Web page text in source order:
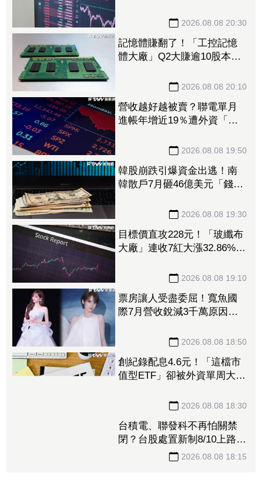
體」營收創高也遭倒2026.08.08 20:30
記憶體賺翻了！「工控記憶
體大廠」Q2大賺逾10股本、
續旺再迎年月雙增2026.08.08 20:10
營收越好越被賣？聯電單月
進帳年增近19％遭外資「砍
營收刷49個月新高也挨刀
2026.08.08 19:50
韓股崩跌引爆資金出逃！南
韓散戶7月砸46億美元「錢」
2026.08.08 19:30
目標價直攻228元！「玻纖布
大廠」連收7紅大漲32.86%
2026.08.08 19:10
票房讓人受盡委屈！寬魚國
際7月營收銳減3千萬原因曝
網笑翻：是吃了誠實果實嗎
2026.08.08 18:50
創紀錄配息4.6元！「這檔市
值型ETF」卻被外資單周大砍
被抽回2億元
2026.08.08 18:30
台積電、聯發科不再怕關禁
閉？台股處置新制8/10上路！
處置縮至5天、2分鐘撮合